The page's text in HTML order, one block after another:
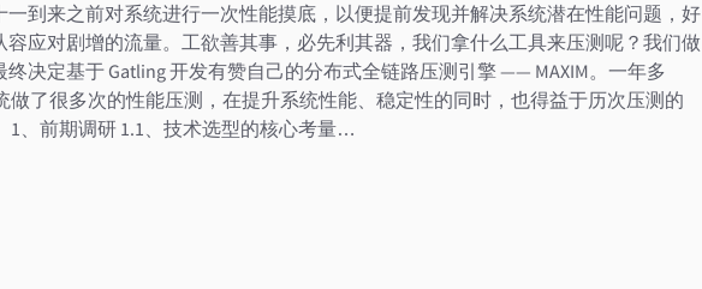
到来之前对系统进行一次性能摸底，以便提前发现并解决系统潜在性能问题，好
应对剧增的流量。工欲善其事，必先利其器，我们拿什么工具来压测呢？我们做
决定基于 Gatling 开发有赞自己的分布式全链路压测引擎 —— MAXIM。一年多
做了很多次的性能压测，在提升系统性能、稳定性的同时，也得益于历次压测的
1、前期调研 1.1、技术选型的核心考量…